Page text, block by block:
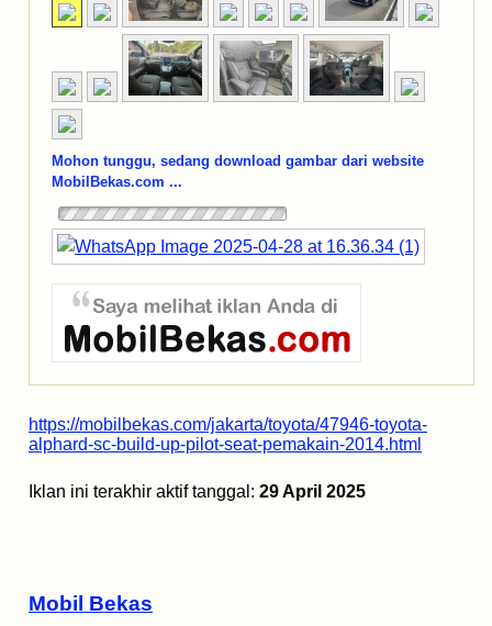
Mobil Bekas
Mohon tunggu, sedang download gambar dari website
MobilBekas.com ...
https://mobilbekas.com/jakarta/toyota/47946-toyota-
alphard-sc-build-up-pilot-seat-pemakain-2014.html
Iklan ini terakhir aktif tanggal: 29 April 2025